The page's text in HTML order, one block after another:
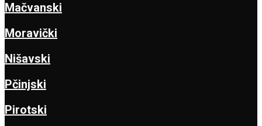
Mačvanski
Moravički
Nišavski
Pčinjski
Pirotski